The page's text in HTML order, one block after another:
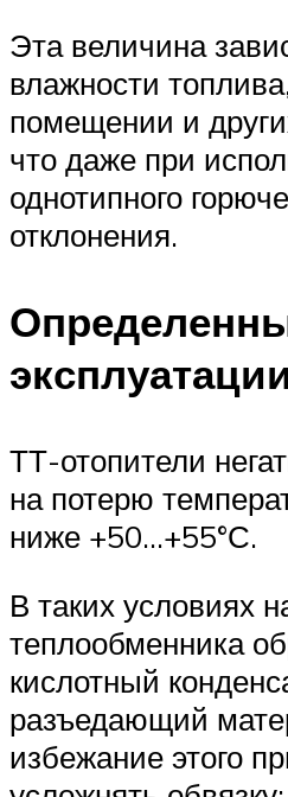
Эта величина
влажности
помещении и
что даже при
однотипного
отклонения.
ТТ-отопители
на потерю
ниже +50…+55°С.
В таких условиях
теплообменника
кислотный
разъедающий
избежание этого